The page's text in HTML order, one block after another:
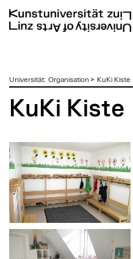
zumUniversität: Organisation > KuKi
KuKi Kiste